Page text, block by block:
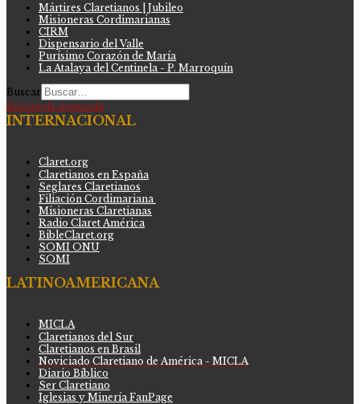
Mártires Claretianos | Jubileo
Misioneras Cordimarianas
CIRM
Dispensario del Valle
Purísimo Corazón de María
La Atalaya del Centinela - P. Marroquín
Buscar
Búsqueda avanzada
INTERNACIONAL
Claret.org
Claretianos en España
Seglares Claretianos
Filiación Cordimariana
Misioneras Claretianas
Radio Claret América
BibleClaret.org
SOMI ONU
SOMI
LATINOAMERICANA
MICLA
Claretianos del Sur
Claretianos en Brasil
Noviciado Claretiano de América - MICLA
Diario Bíblico
Ser Claretiano
Iglesias y Minería FanPage